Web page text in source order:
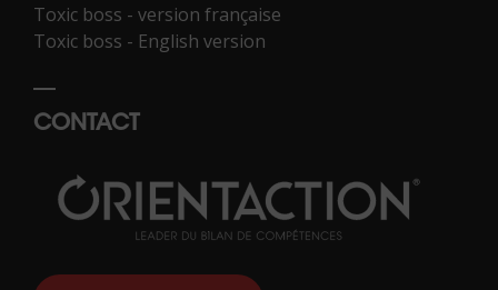
Toxic boss - version française
Toxic boss - English version
CONTACT